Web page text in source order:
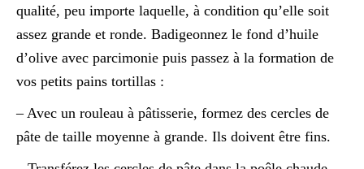
qualité, peu importe laquelle, à condition qu’elle soit
assez grande et ronde. Badigeonnez le fond d’huile
d’olive avec parcimonie puis passez à la formation de
vos petits pains tortillas :
– Avec un rouleau à pâtisserie, formez des cercles de
pâte de taille moyenne à grande. Ils doivent être fins.